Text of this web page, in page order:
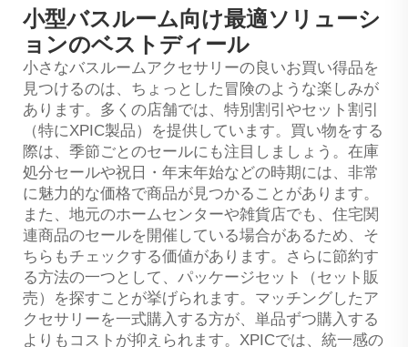
小型バスルーム向け最適ソリューシ
ョンのベストディール
小さなバスルームアクセサリーの良いお買い得品を
見つけるのは、ちょっとした冒険のような楽しみが
あります。多くの店舗では、特別割引やセット割引
（特にXPIC製品）を提供しています。買い物をする
際は、季節ごとのセールにも注目しましょう。在庫
処分セールや祝日・年末年始などの時期には、非常
に魅力的な価格で商品が見つかることがあります。
また、地元のホームセンターや雑貨店でも、住宅関
連商品のセールを開催している場合があるため、そ
ちらもチェックする価値があります。さらに節約す
る方法の一つとして、パッケージセット（セット販
売）を探すことが挙げられます。マッチングしたア
クセサリーを一式購入する方が、単品ずつ購入する
よりもコストが抑えられます。XPICでは、統一感の